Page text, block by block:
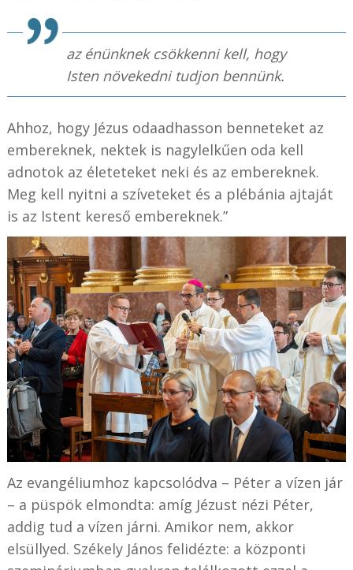
az énünknek csökkenni kell, hogy
Isten növekedni tudjon bennünk.
Ahhoz, hogy Jézus odaadhasson benneteket az
embereknek, nektek is nagylelkűen oda kell
adnotok az életeteket neki és az embereknek.
Meg kell nyitni a szíveteket és a plébánia ajtaját
is az Istent kereső embereknek.”
Az evangéliumhoz kapcsolódva – Péter a vízen jár
– a püspök elmondta: amíg Jézust nézi Péter,
addig tud a vízen járni. Amikor nem, akkor
elsüllyed. Székely János felidézte: a központi